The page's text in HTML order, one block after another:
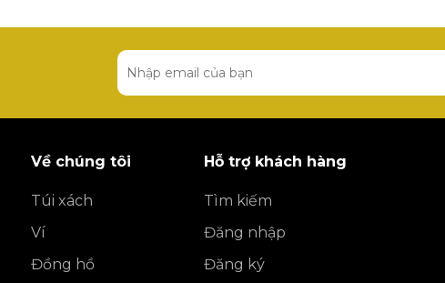
Về chúng tôi
Túi xách
Ví
Đồng hồ
Hỗ trợ khách hàng
Tìm kiếm
Đăng nhập
Đăng ký